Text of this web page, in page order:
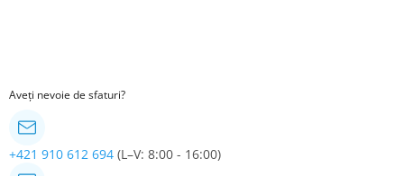
Aveți nevoie de sfaturi?
+421 910 612 694 (L–V: 8:00 - 16:00)